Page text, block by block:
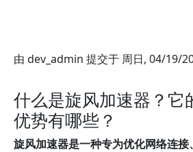
由 dev_admin 提交于 周日, 04/19/
什么是旋风加速器？它
优势有哪些？
旋风加速器是一种专为优化网络连